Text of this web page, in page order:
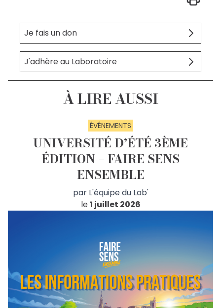
Je fais un don
J'adhère au Laboratoire
À LIRE AUSSI
ÉVÉNEMENTS
UNIVERSITÉ D’ÉTÉ 3ÈME
ÉDITION – FAIRE SENS
ENSEMBLE
par L'équipe du Lab'
le1 juillet 2026